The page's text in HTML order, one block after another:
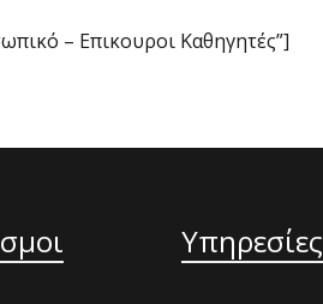
– Επικουροι Καθηγητές”]
Υπηρεσίες